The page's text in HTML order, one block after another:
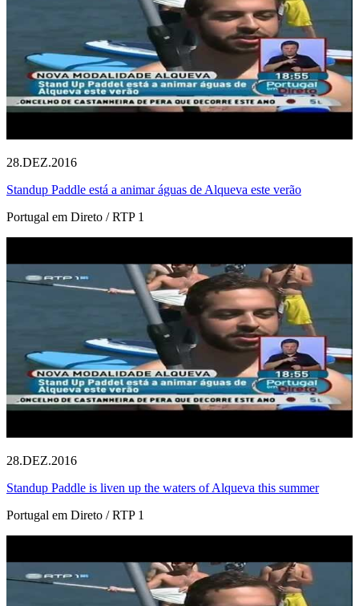
28.DEZ.2016
Standup Paddle está a animar águas de Alqueva este verão
Portugal em Direto / RTP 1
28.DEZ.2016
Standup Paddle is liven up the waters of Alqueva this summer
Portugal em Direto / RTP 1